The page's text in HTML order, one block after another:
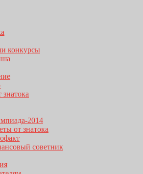
конкурсы
2014
от знатока
советник